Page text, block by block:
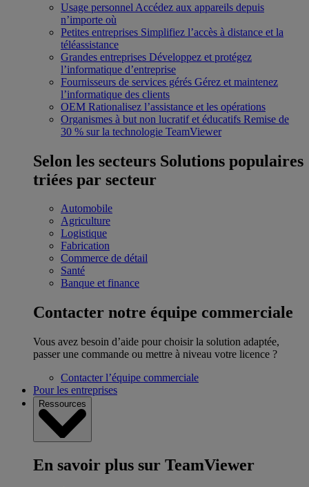
Usage personnel Accédez aux appareils depuis
n’importe où
Petites entreprises Simplifiez l’accès à distance et la
téléassistance
Grandes entreprises Développez et protégez
l’informatique d’entreprise
Fournisseurs de services gérés Gérez et maintenez
l’informatique des clients
OEM Rationalisez l’assistance et les opérations
Organismes à but non lucratif et éducatifs Remise de
30 % sur la technologie TeamViewer
Selon les secteurs Solutions populaires
triées par secteur
Automobile
Agriculture
Logistique
Fabrication
Commerce de détail
Santé
Banque et finance
Contacter notre équipe commerciale
Vous avez besoin d’aide pour choisir la solution adaptée,
passer une commande ou mettre à niveau votre licence ?
Contacter l’équipe commerciale
Pour les entreprises
Ressources
En savoir plus sur TeamViewer